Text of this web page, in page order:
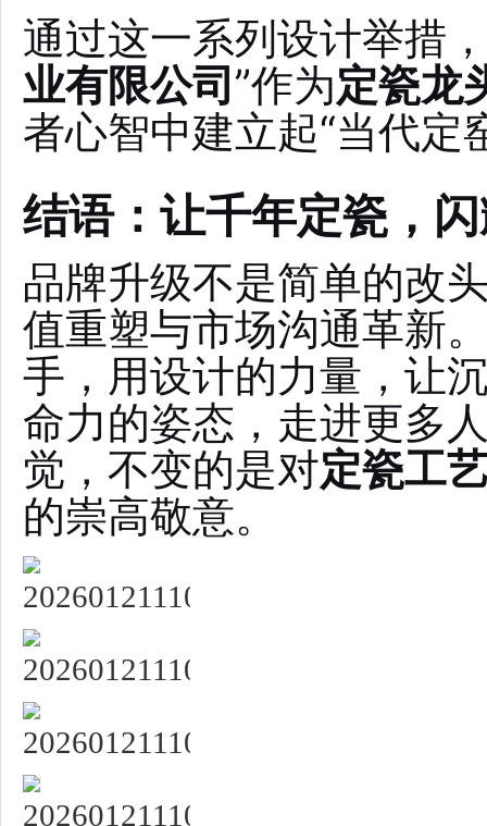
通过这一系列设计举措
业有限公司”作为定瓷龙
者心智中建立起“当代定
结语：让千年定瓷，
品牌升级不是简单的改
值重塑与市场沟通革新
手，用设计的力量，让
命力的姿态，走进更多
觉，不变的是对定瓷工
的崇高敬意。